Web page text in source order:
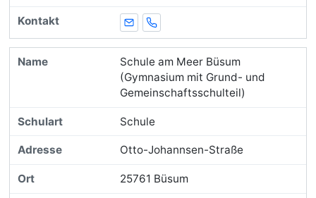
E-MailTelefon
Schule am Meer Büsum
(Gymnasium mit Grund- und
Gemeinschaftsschulteil)
Schule
Otto-Johannsen-Straße
25761 Büsum